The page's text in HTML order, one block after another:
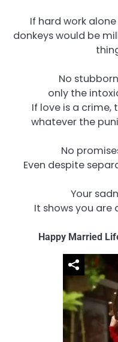
If hard work
donkeys would be
No
only the
If love is a
whatever the
No
Even despite
Your
It shows you are
Happy Married